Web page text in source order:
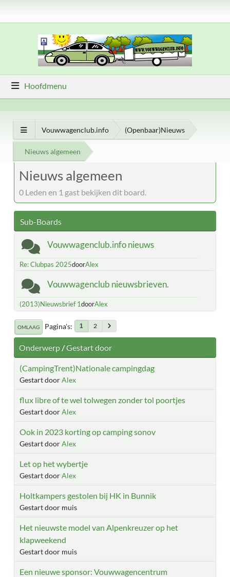
Hoofdmenu
Vouwwagenclub.info (Openbaar)Nieuws
Nieuws algemeen
Nieuws algemeen
0 Leden en 1 gast bekijken dit board.
Sub-Boards
Vouwwagenclub.info nieuws
Re: Clubpas 2025doorAlex
Vouwwagenclub nieuwsbrieven.
(2013)Nieuwsbrief 1doorAlex
OMLAAG Pagina's 1 2
Onderwerp/Gestart door
(CampingTrent)Nationale campingdag
Gestart doorAlex
flux libre of te wel tolwegen zonder tol poortjes
Gestart doorAlex
Ook in 2023 korting op camping sonov
Gestart doorAlex
Let op het wybertje
Gestart doorAlex
Holtkampers gestolen bij HK in Bunnik
Gestart door muis
Het nieuwste model van Alpenkreuzer op het
klapweekend
Gestart door muis
Een nieuwe sponsor: Vouwwagencentrum